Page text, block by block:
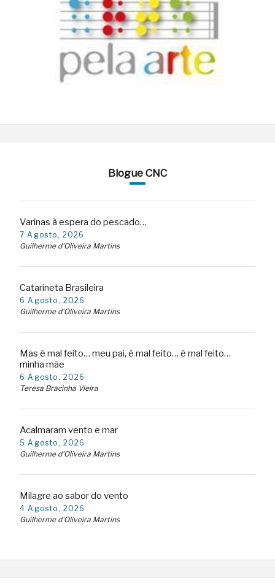
Blogue CNC
Varinas à espera do pescado…
7 Agosto, 2026
Guilherme d'Oliveira Martins
Catarineta Brasileira
6 Agosto, 2026
Guilherme d'Oliveira Martins
Mas é mal feito… meu pai, é mal feito… é mal feito…
minha mãe
6 Agosto, 2026
Teresa Bracinha Vieira
Acalmaram vento e mar
5 Agosto, 2026
Guilherme d'Oliveira Martins
Milagre ao sabor do vento
4 Agosto, 2026
Guilherme d'Oliveira Martins